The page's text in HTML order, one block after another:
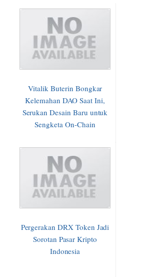
Vitalik Buterin Bongkar
Kelemahan DAO Saat Ini,
Serukan Desain Baru untuk
Sengketa On-Chain
Pergerakan DRX Token Jadi
Sorotan Pasar Kripto
Indonesia